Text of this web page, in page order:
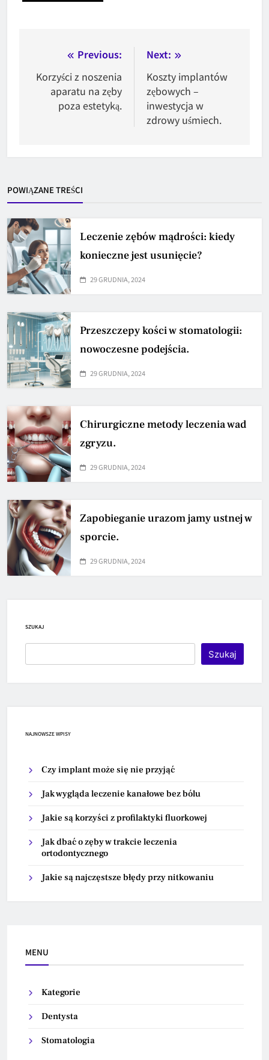
Nawigacja
wpisu
Previous:
Korzyści z noszenia
aparatu na zęby
poza estetyką.
Next:
Koszty implantów
zębowych –
inwestycja w
zdrowy uśmiech.
POWIĄZANE TREŚCI
Leczenie zębów mądrości: kiedy
konieczne jest usunięcie?
29 GRUDNIA, 2024
Przeszczepy kości w stomatologii:
nowoczesne podejścia.
29 GRUDNIA, 2024
Chirurgiczne metody leczenia wad
zgryzu.
29 GRUDNIA, 2024
Zapobieganie urazom jamy ustnej w
sporcie.
29 GRUDNIA, 2024
SZUKAJ
Szukaj
NAJNOWSZE WPISY
Czy implant może się nie przyjąć
Jak wygląda leczenie kanałowe bez bólu
Jakie są korzyści z profilaktyki fluorkowej
Jak dbać o zęby w trakcie leczenia
ortodontycznego
Jakie są najczęstsze błędy przy nitkowaniu
MENU
Kategorie
Dentysta
Stomatologia